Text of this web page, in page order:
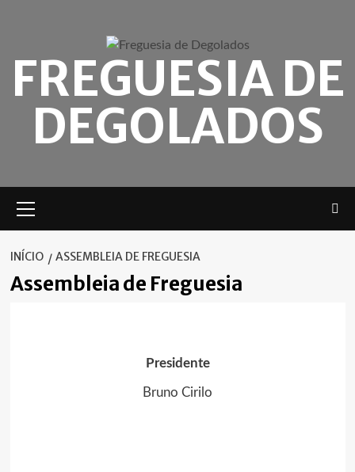
FREGUESIA DE
DEGOLADOS
principal
INÍCIO ASSEMBLEIA DE FREGUESIA
Assembleia de Freguesia
Presidente
Bruno Cirilo